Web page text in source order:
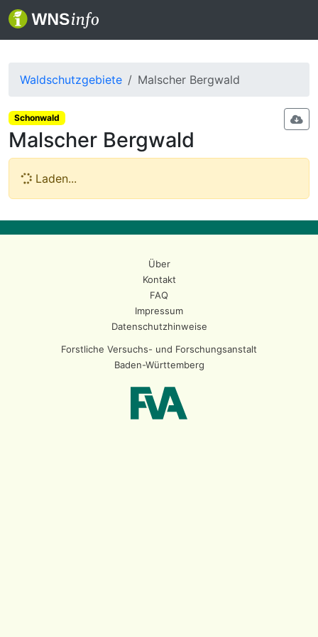
Waldschutzgebiete Malscher Bergwald
Schonwald
Malscher Bergwald
Laden...
Über
Kontakt
FAQ
Impressum
Datenschutzhinweise
Forstliche Versuchs- und Forschungsanstalt
Baden-Württemberg